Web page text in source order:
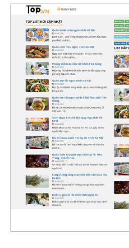
CHI
XEM THỰC